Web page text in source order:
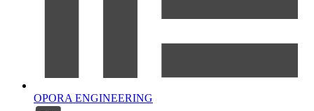
OPORA ENGINEERING